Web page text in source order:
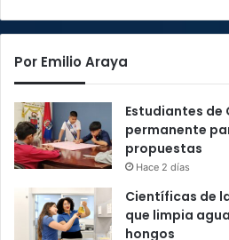
Por Emilio Araya
Estudiantes
permanente
propuestas
Hace 2 días
Científicas de
que limpia
hongos